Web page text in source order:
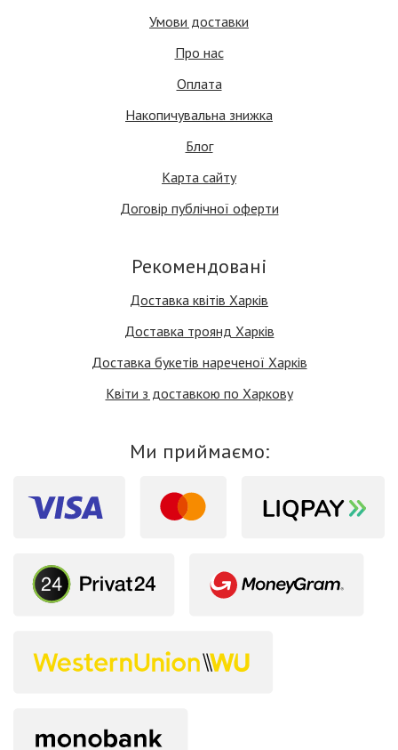
Умови доставки
Про нас
Оплата
Накопичувальна знижка
Блог
Карта сайту
Договір публічної оферти
Рекомендовані
Доставка квітів Харків
Доставка троянд Харків
Доставка букетів нареченої Харків
Квіти з доставкою по Харкову
Ми приймаємо: